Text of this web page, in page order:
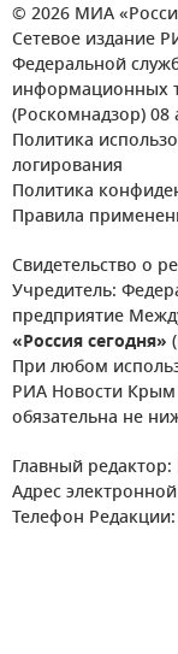
© 2026 МИА
Сетевое издание
Федеральной
информационных
(Роскомнадзор) 08
Политика
логирования
Политика
Правила
Свидетельство о
Учредитель:
предприятие
«Россия сегодня»
При любом
РИА Новости Крым
обязательна не
Главный редактор:
Адрес
Телефон Редакции: